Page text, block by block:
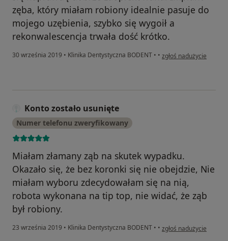
zęba, który miałam robiony idealnie pasuje do
mojego uzębienia, szybko się wygoił a
rekonwalescencja trwała dość krótko.
30 września 2019 • Klinika Dentystyczna BODENT • • w opinii użytkownika
zgłoś nadużycie
Konto zostało usunięte
Numer telefonu zweryfikowany
Miałam złamany ząb na skutek wypadku.
Okazało się, że bez koronki się nie obejdzie, Nie
miałam wyboru zdecydowałam się na nią,
robota wykonana na tip top, nie widać, że ząb
był robiony.
23 września 2019 • Klinika Dentystyczna BODENT • • w opinii użytkownika
zgłoś nadużycie